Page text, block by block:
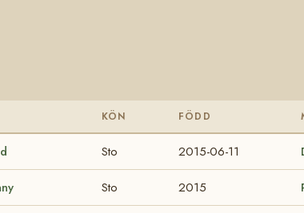
KÖN FÖDD
Sto 2015-06-11
Sto 2015